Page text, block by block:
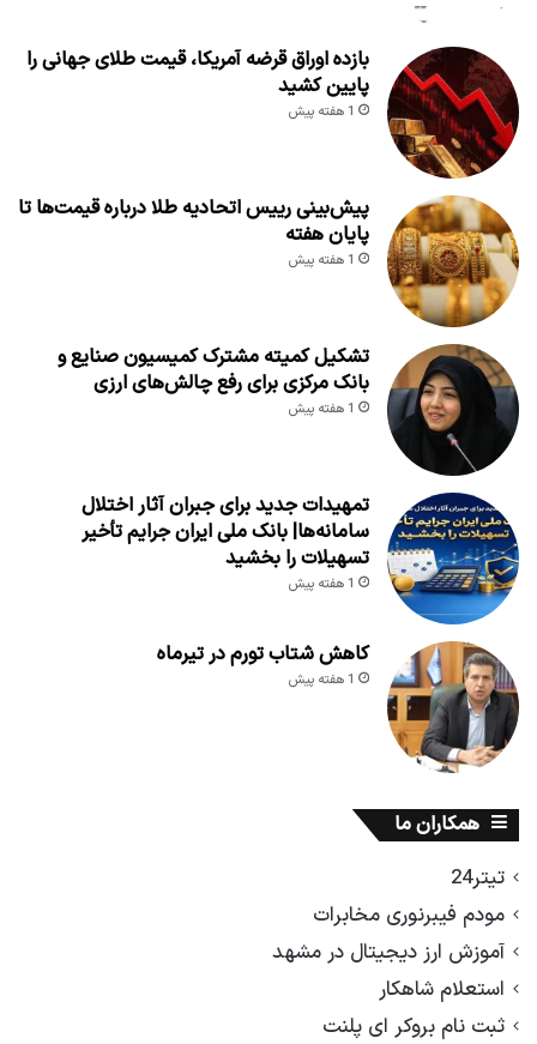
بازده اوراق قرضه آمریکا، قیمت طلای جهانی را
پایین کشید
1 هفته پیش
پیش‌بینی رییس اتحادیه طلا درباره قیمت‌ها تا
پایان هفته
1 هفته پیش
تشکیل کمیته مشترک کمیسیون صنایع و
بانک مرکزی برای رفع چالش‌های ارزی
1 هفته پیش
تمهیدات جدید برای جبران آثار اختلال
سامانه‌ها| بانک ملی ایران جرایم تأخیر
تسهیلات را بخشید
1 هفته پیش
کاهش شتاب تورم در تیرماه
1 هفته پیش
همکاران ما
تیتر24
مودم فیبرنوری مخابرات
آموزش ارز دیجیتال در مشهد
استعلام شاهکار
ثبت نام بروکر ای پلنت